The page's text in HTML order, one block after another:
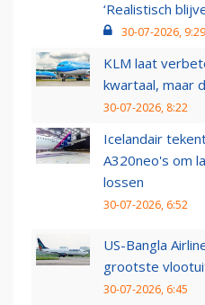
‘Realistisch
30-07-2026, 9:29
KLM laat
kwartaal, maar
30-07-2026, 8:22
Icelandair
A320neo's om
lossen
30-07-2026, 6:52
US-Bangla
grootste
30-07-2026, 6:45